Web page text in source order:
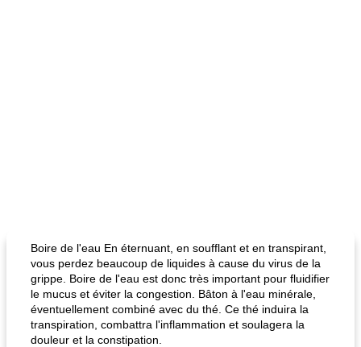
Boire de l'eau En éternuant, en soufflant et en transpirant,
vous perdez beaucoup de liquides à cause du virus de la
grippe. Boire de l'eau est donc très important pour fluidifier
le mucus et éviter la congestion. Bâton à l'eau minérale,
éventuellement combiné avec du thé. Ce thé induira la
transpiration, combattra l'inflammation et soulagera la
douleur et la constipation.